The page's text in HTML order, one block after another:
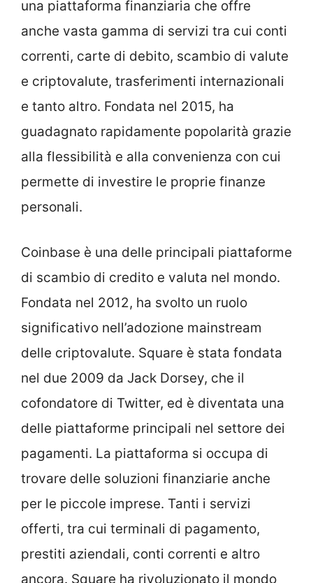
una piattaforma finanziaria che offre
anche vasta gamma di servizi tra cui conti
correnti, carte di debito, scambio di valute
e criptovalute, trasferimenti internazionali
e tanto altro. Fondata nel 2015, ha
guadagnato rapidamente popolarità grazie
alla flessibilità e alla convenienza con cui
permette di investire le proprie finanze
personali.
Coinbase è una delle principali piattaforme
di scambio di credito e valuta nel mondo.
Fondata nel 2012, ha svolto un ruolo
significativo nell’adozione mainstream
delle criptovalute. Square è stata fondata
nel due 2009 da Jack Dorsey, che il
cofondatore di Twitter, ed è diventata una
delle piattaforme principali nel settore dei
pagamenti. La piattaforma si occupa di
trovare delle soluzioni finanziarie anche
per le piccole imprese. Tanti i servizi
offerti, tra cui terminali di pagamento,
prestiti aziendali, conti correnti e altro
ancora. Square ha rivoluzionato il mondo